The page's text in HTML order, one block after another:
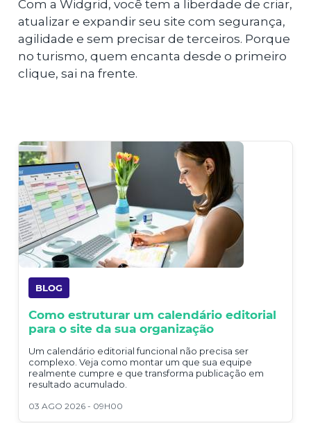
Com a Widgrid, você tem a liberdade de criar,
atualizar e expandir seu site com segurança,
agilidade e sem precisar de terceiros. Porque
no turismo, quem encanta desde o primeiro
clique, sai na frente.
BLOG
Como estruturar um calendário editorial
para o site da sua organização
Um calendário editorial funcional não precisa ser
complexo. Veja como montar um que sua equipe
realmente cumpre e que transforma publicação em
resultado acumulado.
03 AGO 2026 - 09H00